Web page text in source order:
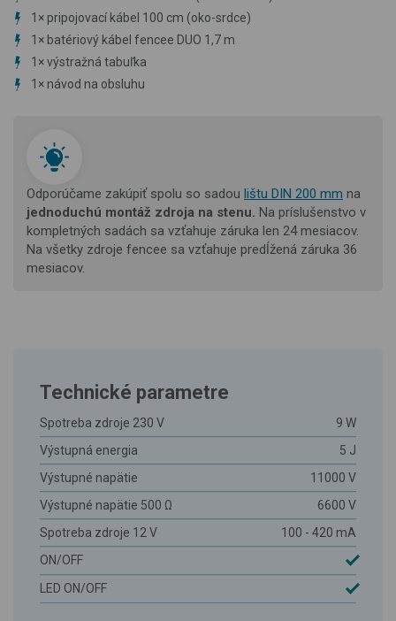
1× pripojovací kábel 100 cm (oko-srdce)
1× batériový kábel fencee DUO 1,7 m
1×výstražná tabuľka
1× návod na obsluhu
Odporúčame zakúpiť spolu so sadou lištu DIN 200 mm na
jednoduchú montáž zdroja na stenu. Na príslušenstvo v
kompletných sadách sa vzťahuje záruka len 24 mesiacov.
Na všetky zdroje fencee sa vzťahuje predĺžená záruka 36
mesiacov.
Technické parametre
Spotreba zdroje 230 V
9 W
Výstupná energia
5 J
Výstupné napätie
11000 V
Výstupné napätie 500 Ω
6600 V
Spotreba zdroje 12 V
100 - 420 mA
ON/OFF
LED ON/OFF